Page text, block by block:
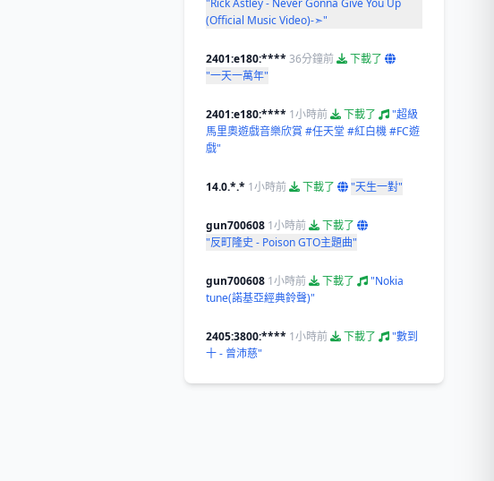
"Rick Astley - Never Gonna Give You Up
(Official Music Video)-➣"
2401:e180:**** 36分鐘前
下載了
"一天一萬年"
2401:e180:**** 1小時前 下載了
"超級
馬里奧遊戲音樂欣賞 #任天堂 #紅白機 #FC遊
戲"
14.0.*.* 1小時前 下載了 "天生一對"
gun700608 1小時前
下載了
"反町隆史 - Poison GTO主題曲"
gun700608 1小時前 下載了
"Nokia
tune(諾基亞經典鈴聲)"
2405:3800:**** 1小時前 下載了
"數到
十 - 曾沛慈"